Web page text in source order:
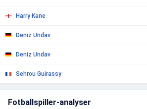
Harry Kane
Deniz Undav
Deniz Undav
Sehrou Guirassy
Fotballspiller-analyser